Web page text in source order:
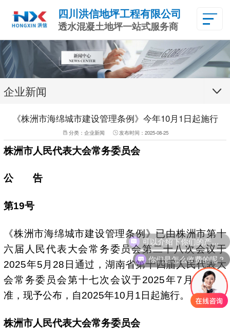
四川洪信地坪工程有限公司
透水混凝土地坪一站式服务商
企业新闻
《株洲市海绵城市建设管理条例》今年10月1日起施行
分类： 企业新闻 发布时间： 2025-08-25
株洲市人民代表大会常务委员会
公 告
第19号
《株洲市海绵城市建设管理条例》已由株洲市第十
六届人民代表大会常务委员会第二十八次会议于
2025年5月28日通过，湖南省第十四届人民代表大
会常务委员会第十七次会议于2025年7月31日批
准，现予公布，自2025年10月1日起施行。
株洲市人民代表大会常务委员会
你们是怎么收费的呢？